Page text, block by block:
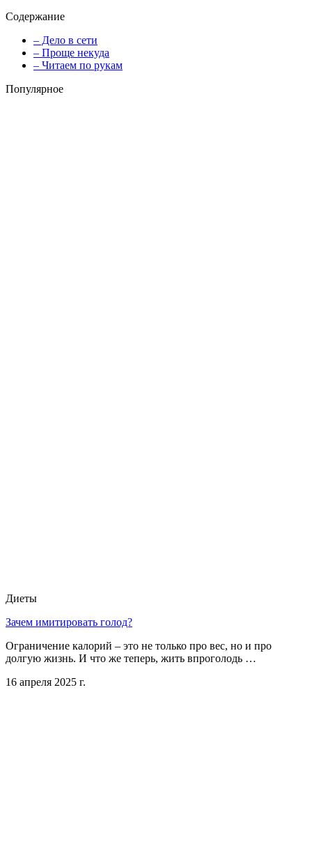
Содержание
– Дело в сети
– Проще некуда
– Читаем по рукам
Популярное
Диеты
Зачем имитировать голод?
Ограничение калорий – это не только про вес, но и про
долгую жизнь. И что же теперь, жить впроголодь …
16 апреля 2025 г.